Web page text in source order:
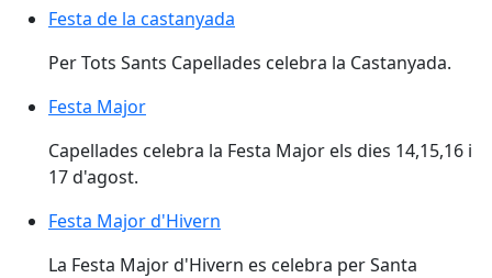
Festa de la castanyada
Festa de la castanyada
Per Tots Sants Capellades celebra la Castanyada.
Festa Major
Festa Major
Capellades celebra la Festa Major els dies 14,15,16 i
17 d'agost.
Festa Major d'Hivern
Festa Major d'Hivern
La Festa Major d'Hivern es celebra per Santa